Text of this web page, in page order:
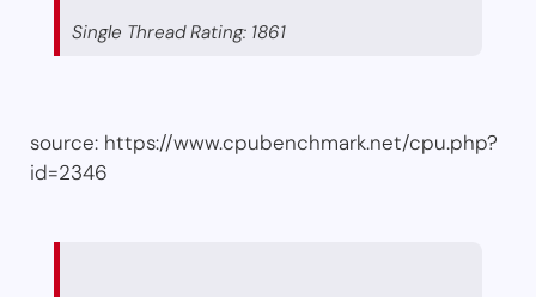
Single Thread Rating: 1861
source: https://www.cpubenchmark.net/cpu.php?
id=2346